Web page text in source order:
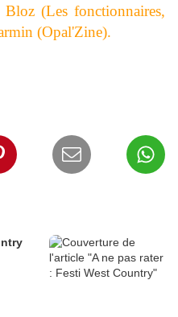
(Les fonctionnaires,
(Opal'Zine).